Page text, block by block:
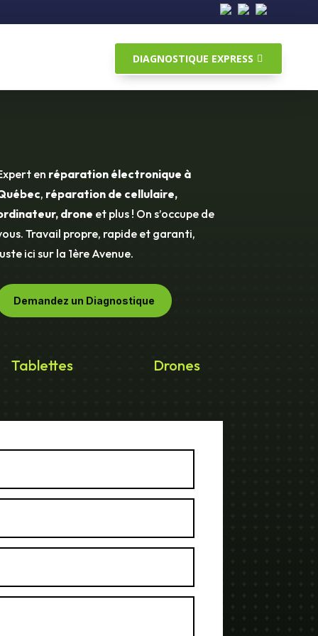
DIAGNOSTIQUE EXPRESS
en réparation électronique à
, réparation de cellulaire,
drone et plus ! On s’occupe de
Travail propre, rapide et garanti,
ici sur la 1ère Avenue.
Demandez un Diagnostique
Tablettes Drones